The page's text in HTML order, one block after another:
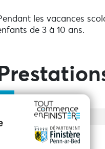
les vacances
de 3 à 10 ans.
Tarif de base